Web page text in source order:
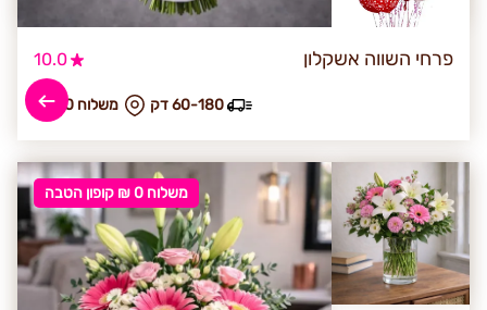
פרחי השווה אשקלון 10.0
₪ משלוח 50 60-180 דק
משלוח 0 ₪ קופון הטבה